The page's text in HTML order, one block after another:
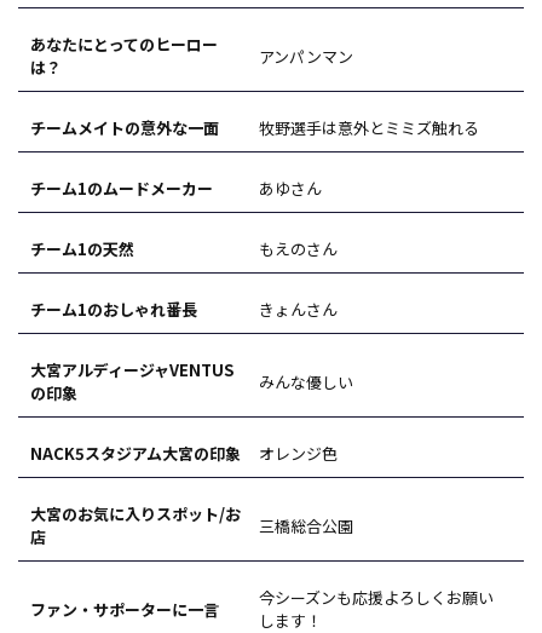
あなたにとってのヒーロー
は？
アンパンマン
チームメイトの意外な一面 牧野選手は意外とミミズ触れる
チーム1のムードメーカー あゆさん
チーム1の天然 もえのさん
チーム1のおしゃれ番長 きょんさん
大宮アルディージャVENTUS
の印象
みんな優しい
NACK5スタジアム大宮の印象 オレンジ色
大宮のお気に入りスポット/お
店
三橋総合公園
ファン・サポーターに一言
今シーズンも応援よろしくお願い
します！